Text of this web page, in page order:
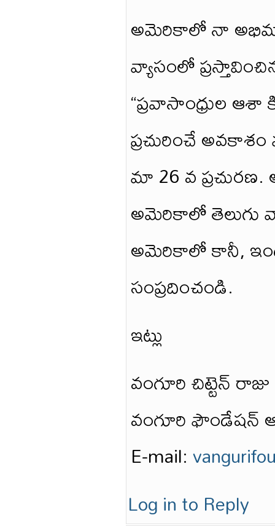
అమెరికాలో నా అభిమాన
వ్యాసంలో
“ప్రవాసాంధ్రుల
ప్రచురించే
మా 26 వ ప్రచురణ.
అమెరికాలో తెలుగు
అమెరికాలో కానీ,
సంప్రదించండి.
ఇట్లు
వంగూరి చిట్టెన్ రాజు
వంగూరి ఫౌండేషన్
E-mail:
Log in to Reply